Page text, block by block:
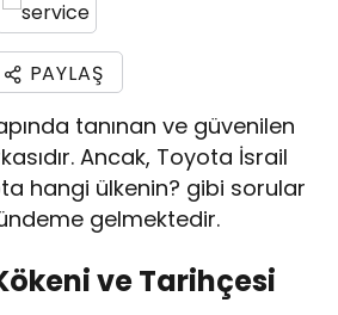
PAYLAŞ
tanınan ve güvenilen
Ancak, Toyota İsrail
hangi ülkenin? gibi sorular
gelmektedir.
ve Tarihçesi